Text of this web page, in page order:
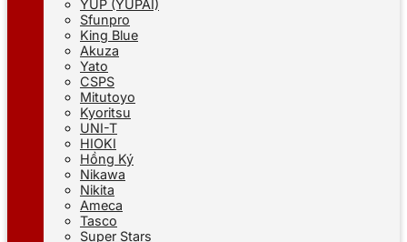
YUP (YUPAI)
Sfunpro
King Blue
Akuza
Yato
CSPS
Mitutoyo
Kyoritsu
UNI-T
HIOKI
Hồng Ký
Nikawa
Nikita
Ameca
Tasco
Super Stars